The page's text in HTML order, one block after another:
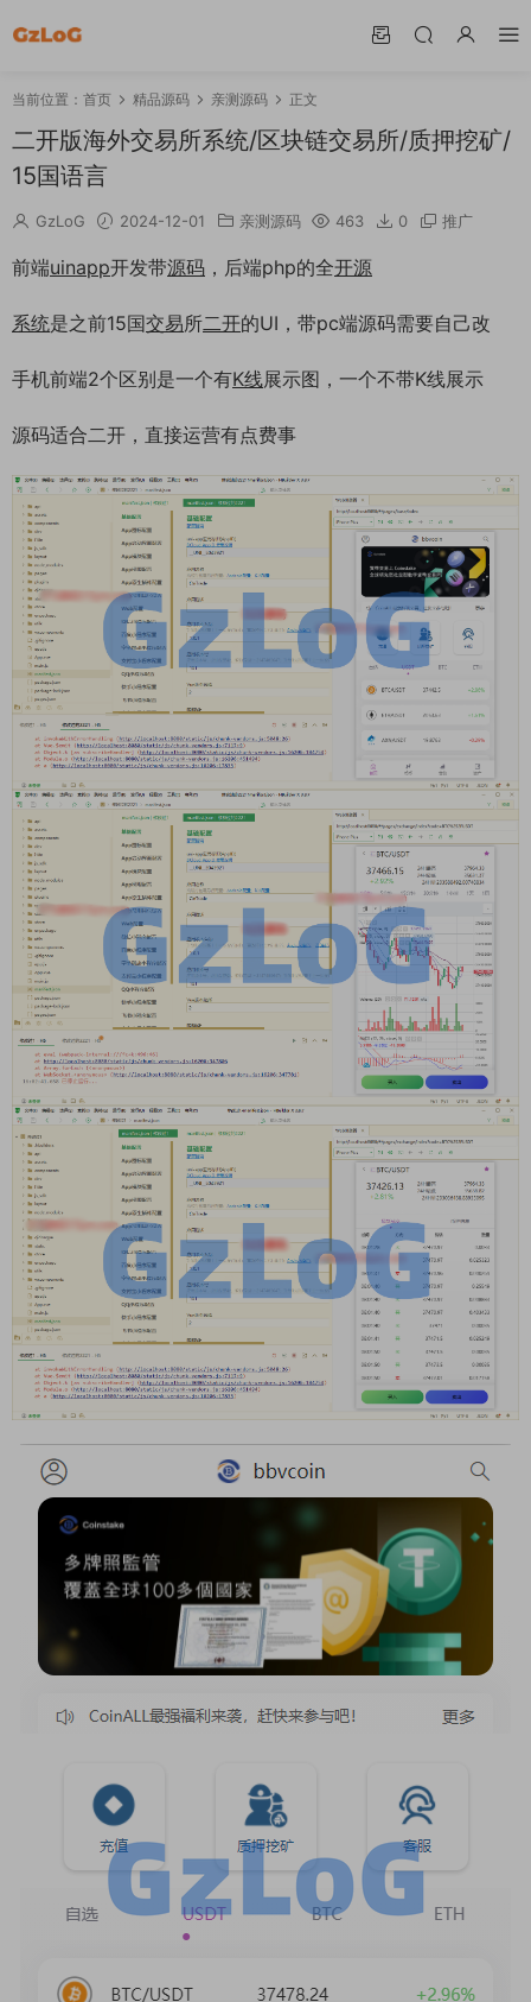
当前位置： 首页 精品源码 亲测源码 正文
二开版海外交易所系统/区块链交易所/质押挖矿/
15国语言
GzLoG 2024-12-01 亲测源码 463 0 推广
前端uinapp开发带源码 ，后端php的全开源
系统是之前15国交易所二开的UI，带pc端源码需要自己改
手机前端2个区别是一个有K线展示图，一个不带K线展示
源码适合二开，直接运营有点费事